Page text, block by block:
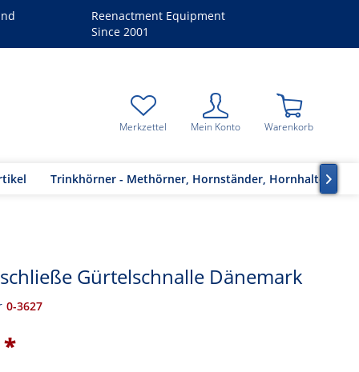
Reenactment Equipment
Since 2001
Merkzettel Mein Konto Warenkorb
Trinkhörner - Methörner, Hornständer, Hornhalter
Gürtelschnalle Dänemark
0-3627
*